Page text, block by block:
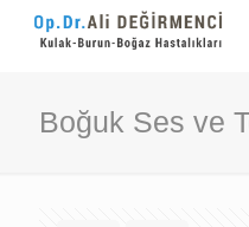
Boğuk Ses ve